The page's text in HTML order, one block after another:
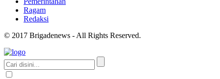
Ragam
Redaksi
© 2017 Brigadenews - All Rights Reserved.